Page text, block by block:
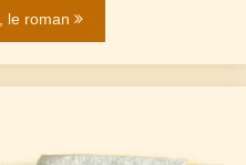
le roman